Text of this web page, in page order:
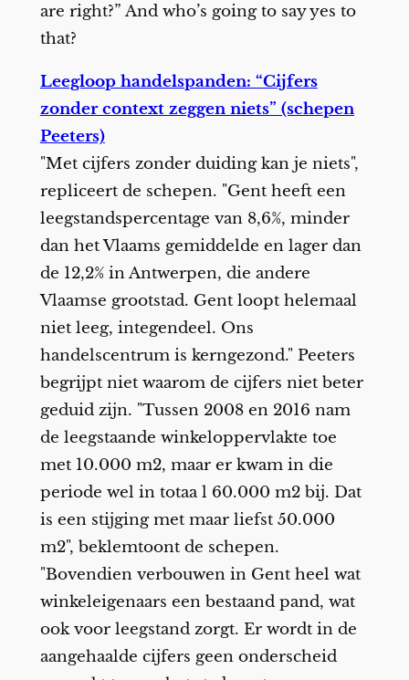
are right?” And who’s going to say yes to
that?
Leegloop handelspanden: “Cijfers
zonder context zeggen niets” (schepen
Peeters)
"Met cijfers zonder duiding kan je niets",
repliceert de schepen. "Gent heeft een
leegstandspercentage van 8,6%, minder
dan het Vlaams gemiddelde en lager dan
de 12,2% in Antwerpen, die andere
Vlaamse grootstad. Gent loopt helemaal
niet leeg, integendeel. Ons
handelscentrum is kerngezond." Peeters
begrijpt niet waarom de cijfers niet beter
geduid zijn. "Tussen 2008 en 2016 nam
de leegstaande winkeloppervlakte toe
met 10.000 m2, maar er kwam in die
periode wel in totaa l 60.000 m2 bij. Dat
is een stijging met maar liefst 50.000
m2", beklemtoont de schepen.
"Bovendien verbouwen in Gent heel wat
winkeleigenaars een bestaand pand, wat
ook voor leegstand zorgt. Er wordt in de
aangehaalde cijfers geen onderscheid